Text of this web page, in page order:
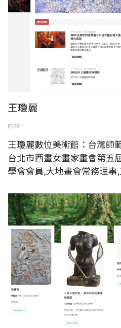
王瓊麗
四 28
王瓊麗數位美術館：台灣師
台北市西畫女畫家畫會第五
學會會員,大地畫會常務理事